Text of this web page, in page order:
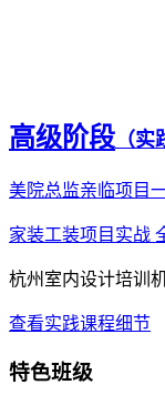
高级阶段 （实
美院总监亲临项目
家装工装项目实战
杭州室内设计培训
查看实践课程细节
特色班级